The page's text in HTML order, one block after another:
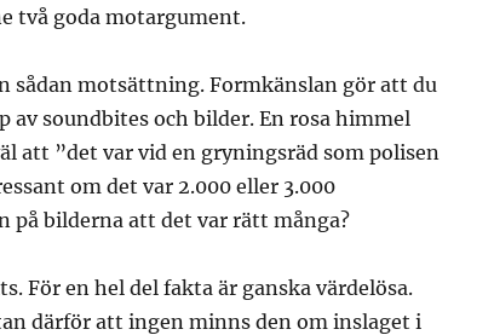
två goda motargument.
sådan motsättning. Formkänslan gör att du
av soundbites och bilder. En rosa himmel
att ”det var vid en gryningsräd som polisen
om det var 2.000 eller 3.000
på bilderna att det var rätt många?
För en hel del fakta är ganska värdelösa.
därför att ingen minns den om inslaget i